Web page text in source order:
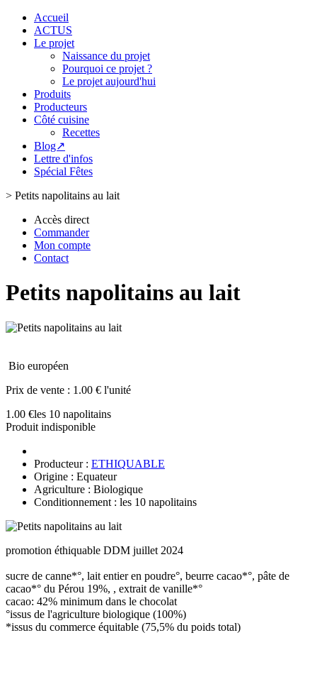
Accueil
ACTUS
Le projet
Naissance du projet
Pourquoi ce projet ?
Le projet aujourd'hui
Produits
Producteurs
Côté cuisine
Recettes
Blog↗
Lettre d'infos
Spécial Fêtes
> Petits napolitains au lait
Accès direct
Commander
Mon compte
Contact
Petits napolitains au lait
Bio européen
Prix de vente : 1.00 € l'unité
1.00 €les 10 napolitains
Produit indisponible
Producteur : ETHIQUABLE
Origine : Equateur
Agriculture : Biologique
Conditionnement : les 10 napolitains
promotion éthiquable DDM juillet 2024
sucre de canne*°, lait entier en poudre°, beurre cacao*°, pâte de
cacao*° du Pérou 19%, , extrait de vanille*°
cacao: 42% minimum dans le chocolat
°issus de l'agriculture biologique (100%)
*issus du commerce équitable (75,5% du poids total)